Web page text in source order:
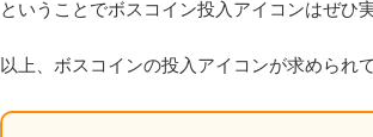
ということでボスコイン投入アイコンはぜひ
以上、ボスコインの投入アイコンが求められ